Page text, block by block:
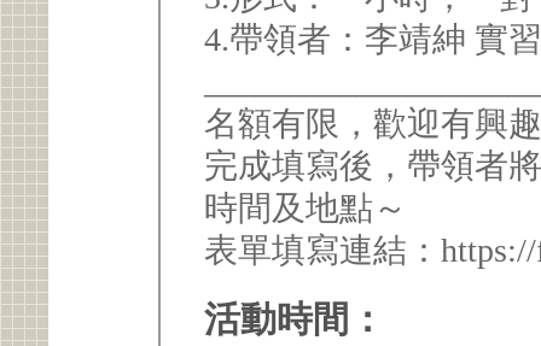
4.帶領者：李靖紳 實
名額有限，歡迎有興
完成填寫後，帶領者
時間及地點～
表單填寫連結：https://
活動時間：